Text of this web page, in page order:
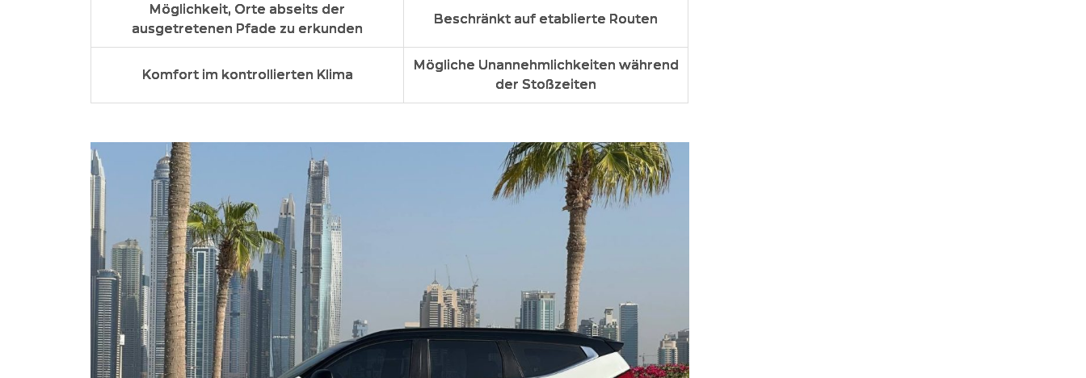
Möglichkeit, Orte abseits der
ausgetretenen Pfade zu erkunden
Beschränkt auf etablierte Routen
Komfort im kontrollierten Klima
Mögliche Unannehmlichkeiten während
der Stoßzeiten